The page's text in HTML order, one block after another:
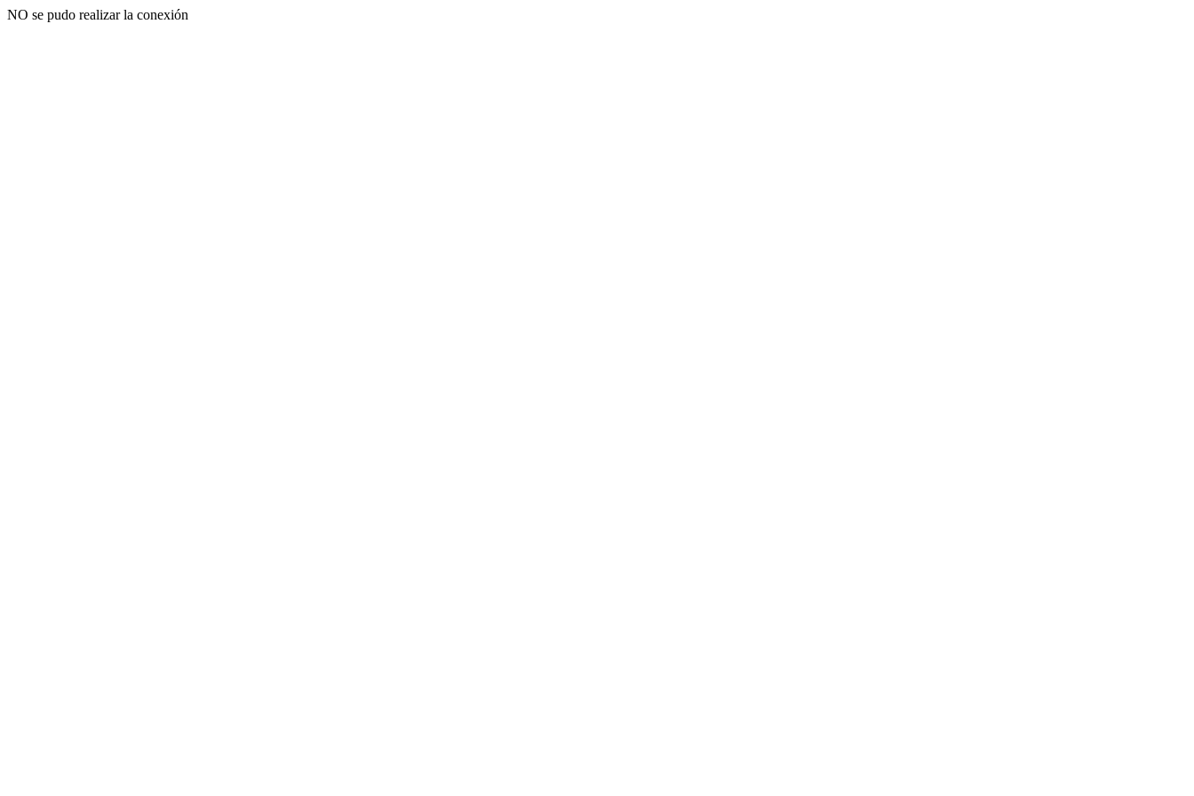
NO se pudo realizar la conexión